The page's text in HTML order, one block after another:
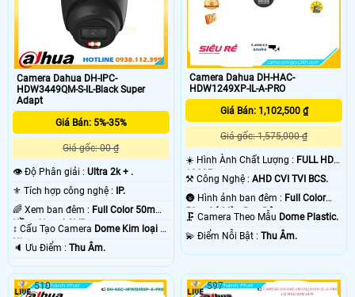
Camera Dahua DH-IPC-
HDW3449QM-S-IL-Black Super
Adapt
Giá Bán: 5%-35%
Giá gốc: 00 ₫
👁 Độ Phân giải : Ultra 2k + .
⚜️ Tích hợp công nghệ :
IP.
🌈 Xem ban đêm : Full Color 50m
Hồng Ngoại SMD.
↕️ Cấu Tạo Camera Dome Kim loại +
Nhựa.
️🔈 Ưu Điểm : Thu Âm.
Camera Dahua DH-HAC-
HDW1249XP-IL-A-PRO
Giá Bán: 1,102,500 ₫
Giá gốc: 1,575,000 ₫
☀️ Hình Ành Chất Lượng : FULL HD
1080P .
⚒ Công Nghệ :AHD CVI TVI BCS.
🌚 Hình ảnh ban đêm : Full Color
50m Có Màu Ban Ðêm.
🗜️ Camera Theo Mẫu Dome Plastic.
️💫 Điểm Nỗi Bật :Thu Âm.
510 597